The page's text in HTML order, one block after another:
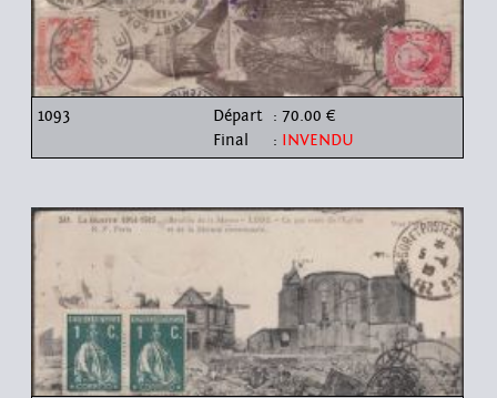
1093 Départ : 70.00 €
Final
: INVENDU